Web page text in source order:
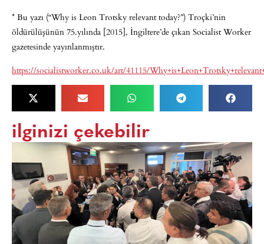
* Bu yazı (“Why is Leon Trotsky relevant today?”) Troçki’nin
öldürülüşünün 75.yılında [2015], İngiltere’de çıkan Socialist Worker
gazetesinde yayınlanmıştır.
https://socialistworker.co.uk/art/41115/
ilginizi çekebilir